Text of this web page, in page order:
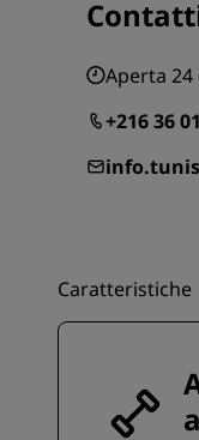
Aperta 24
+216 36
Caratteristiche